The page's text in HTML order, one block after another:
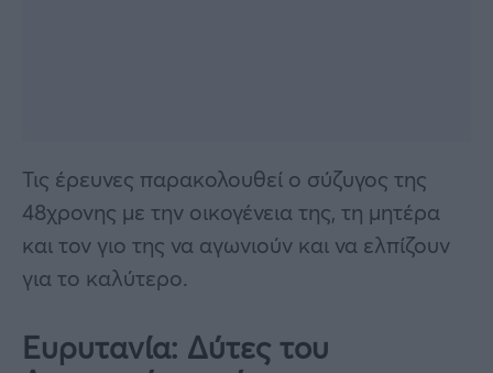
Τις έρευνες παρακολουθεί ο σύζυγος της
48χρονης με την οικογένεια της, τη μητέρα
και τον γιο της να αγωνιούν και να ελπίζουν
για το καλύτερο.
Ευρυτανία: Δύτες του